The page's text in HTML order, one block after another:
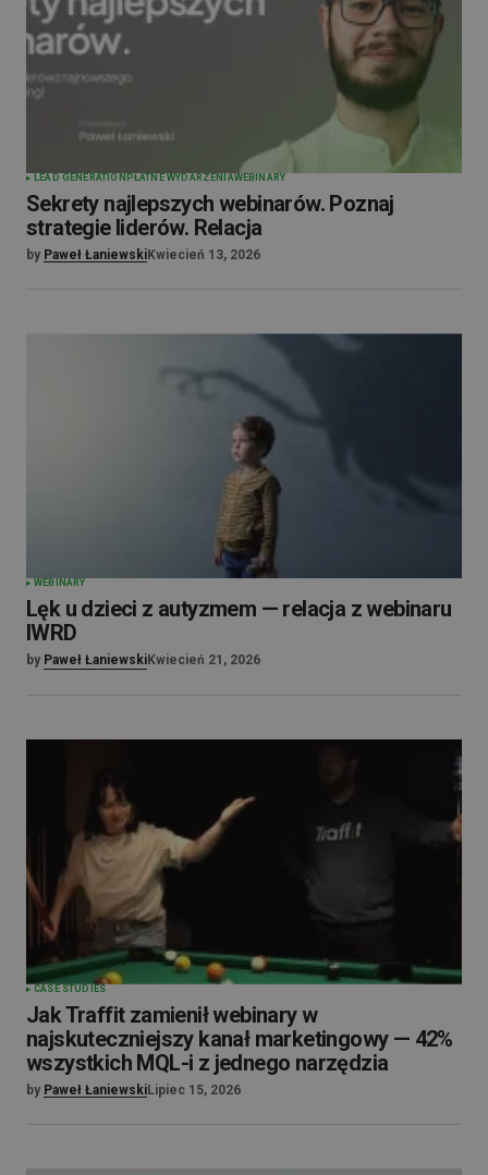
LEAD GENERATION PŁATNE WYDARZENIAWEBINARY
Sekrety najlepszych webinarów. Poznaj
strategie liderów. Relacja
by Paweł ŁaniewskiKwiecień 13, 2026
WEBINARY
Lęk u dzieci z autyzmem — relacja z webinaru
IWRD
by Paweł ŁaniewskiKwiecień 21, 2026
CASE STUDIES
Jak Traffit zamienił webinary w
najskuteczniejszy kanał marketingowy — 42%
wszystkich MQL-i z jednego narzędzia
by Paweł ŁaniewskiLipiec 15, 2026